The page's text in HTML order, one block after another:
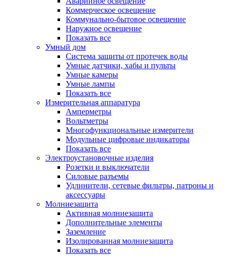
Коммерческое освещение
Коммунально-бытовое освещение
Наружное освещение
Показать все
Умный дом
Система защиты от протечек воды
Умные датчики, хабы и пульты
Умные камеры
Умные лампы
Показать все
Измерительная аппаратура
Амперметры
Вольтметры
Многофункциональные измерители
Модульные цифровые индикаторы
Показать все
Электроустановочные изделия
Розетки и выключатели
Силовые разъемы
Удлинители, сетевые фильтры, патроны и
аксессуары
Молниезащита
Активная молниезащита
Дополнительные элементы
Заземление
Изолированная молниезащита
Показать все